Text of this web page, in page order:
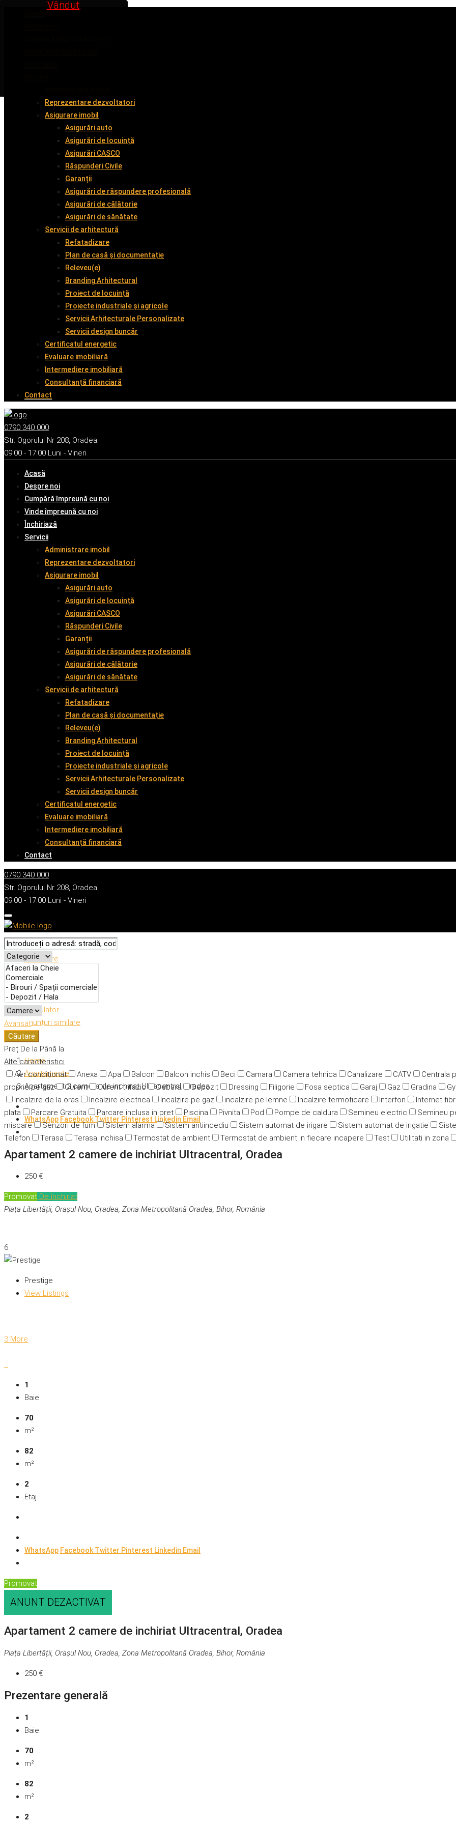
Reprezentare dezvoltatori
Asigurare imobil
Asigurări auto
Asigurări de locuință
Asigurări CASCO
Răspunderi Civile
Garanții
Asigurări de răspundere profesională
Asigurări de călătorie
Asigurări de sănătate
Servicii de arhitectură
Refatadizare
Plan de casă și documentație
Releveu(e)
Branding Arhitectural
Proiect de locuință
Proiecte industriale și agricole
Servicii Arhitecturale Personalizate
Servicii design buncăr
Certificatul energetic
Evaluare imobiliară
Intermediere imobiliară
Consultanță financiară
Contact
0790 340 000
Str. Ogorului Nr 208, Oradea
09:00 - 17:00 Luni - Vineri
Acasă
Despre noi
Cumpără împreună cu noi
Vinde împreună cu noi
Închiriază
Servicii
Administrare imobil
Reprezentare dezvoltatori
Asigurare imobil
Asigurări auto
Asigurări de locuință
Asigurări CASCO
Răspunderi Civile
Garanții
Asigurări de răspundere profesională
Asigurări de călătorie
Asigurări de sănătate
Servicii de arhitectură
Refatadizare
Plan de casă și documentație
Releveu(e)
Branding Arhitectural
Proiect de locuință
Proiecte industriale și agricole
Servicii Arhitecturale Personalizate
Servicii design buncăr
Certificatul energetic
Evaluare imobiliară
Intermediere imobiliară
Consultanță financiară
Contact
0790 340 000
Str. Ogorului Nr 208, Oradea
09:00 - 17:00 Luni - Vineri
Avansat
Căutare
Preț De la Până la
Alte caracteristici
Aer condiționat
Anexa Apa Balcon Balcon inchis Beci Camara Camera tehnica Canalizare CATV Centrala
proprie pe gaz
Curent Curent trifazic Debara Depozit Dressing Filigorie Fosa septica Garaj Gaz Gradina
Incalzire de la oras
Incalzire electrica Incalzire pe gaz incalzire pe lemne Incalzire termoficare Interfon Internet
plata
Parcare Gratuita Parcare inclusa in pret Piscina Pivnita Pod Pompe de caldura Semineu electric Semineu
miscare
Senzori de fum Sistem alarma Sistem antiincediu Sistem automat de irigare Sistem automat de irigatie
Telefon
Terasa Terasa inchisa Termostat de ambient Termostat de ambient in fiecare incapere Test Utilitati in zona
Descriere
Caracteristici
Adresă
Detalii
Calculator
Anunțuri similare
Home
Apartamente
Apartament 2 camere de inchiriat Ultracentral, Oradea
WhatsApp Facebook Twitter Pinterest Linkedin Email
Apartament 2 camere de inchiriat Ultracentral, Oradea
250 €
Promovat De închiriat
Inchiriat
Piața Libertății, Orașul Nou, Oradea, Zona Metropolitană Oradea, Bihor, România
6
Prestige
View Listings
3 More
1
Baie
70
m²
82
m²
2
Etaj
WhatsApp FacebookTwitter Pinterest Linkedin Email
Promovat
ANUNT DEZACTIVAT
Apartament 2 camere de inchiriat Ultracentral, Oradea
Piața Libertății, Orașul Nou, Oradea, Zona Metropolitană Oradea, Bihor, România
250 €
Prezentare generală
1
Baie
70
m²
82
m²
2
Inchiriat
Inchiriat
Vândut
Vândut